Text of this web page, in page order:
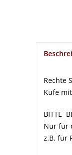
Rechte
Kufe
BITTE
Nur für
z.B. für